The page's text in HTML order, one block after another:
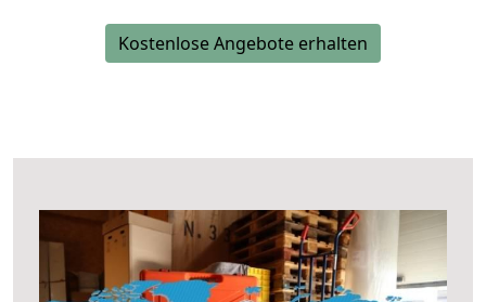
Kostenlose Angebote erhalten